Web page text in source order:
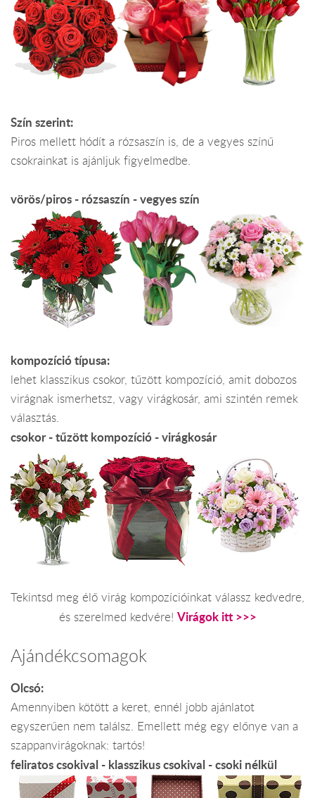
Szín szerint:
Piros mellett hódít a rózsaszín is, de a vegyes színű
csokrainkat is ajánljuk figyelmedbe.
vörös/piros - rózsaszín - vegyes szín
kompozíció típusa:
lehet klasszikus csokor, tűzött kompozíció, amit dobozos
virágnak ismerhetsz, vagy virágkosár, ami szintén remek
választás.
csokor - tűzött kompozíció - virágkosár
Tekintsd meg élő virág kompozícióinkat válassz kedvedre,
és szerelmed kedvére! Virágok itt >>>
Ajándékcsomagok
Olcsó:
Amennyiben kötött a keret, ennél jobb ajánlatot
egyszerűen nem találsz. Emellett még egy előnye van a
szappanvirágoknak: tartós!
feliratos csokival - klasszikus csokival - csoki nélkül